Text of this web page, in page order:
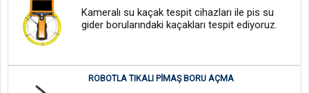
Kameralı su kaçak tespit cihazları ile pis su
gider borularındaki kaçakları tespit ediyoruz.
ROBOTLA TIKALI PIMAŞ BORU AÇMA